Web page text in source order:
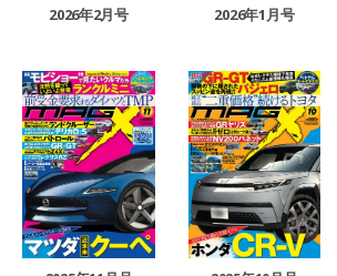
2026年2月号 2026年1月号